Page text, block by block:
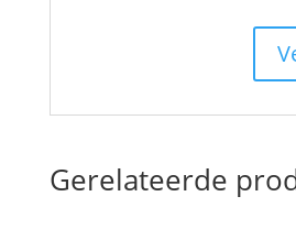
Gerelateerde